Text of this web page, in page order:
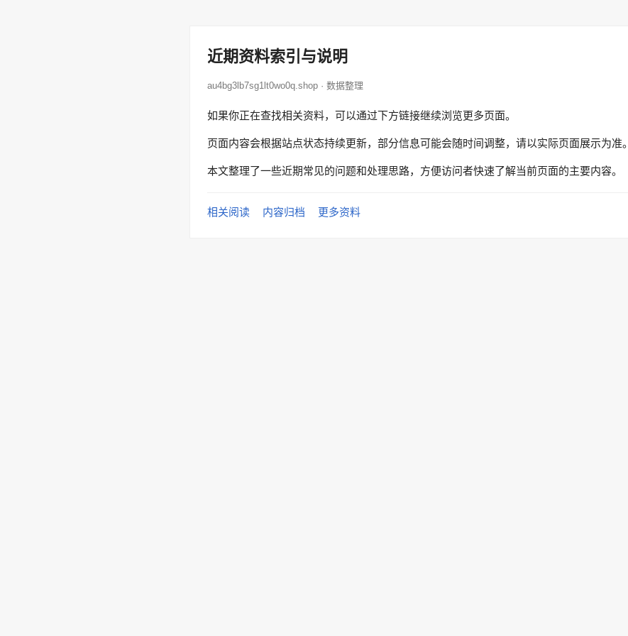
近期资料索引与说明
au4bg3lb7sg1lt0wo0q.shop · 数据整理
如果你正在查找相关资料，可以通过下方链接继续浏览更多页面。
页面内容会根据站点状态持续更新，部分信息可能会随时间调整，请以实际页面展示为准。
本文整理了一些近期常见的问题和处理思路，方便访问者快速了解当前页面的主要内容。
相关阅读 内容归档 更多资料